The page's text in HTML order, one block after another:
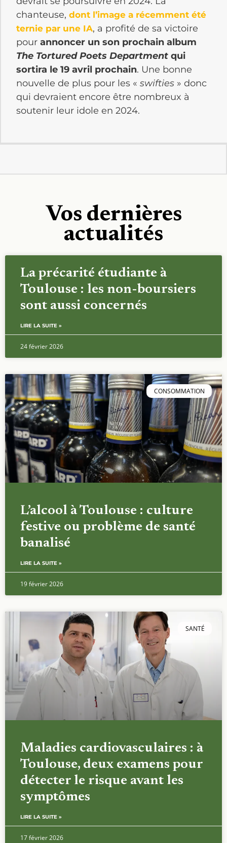
chanteuse, dont l’image a récemment été
ternie par une IA, a profité de sa victoire
pour annoncer un son prochain album
The Tortured Poets Department qui
sortira le 19 avril prochain. Une bonne
nouvelle de plus pour les « swifties » donc
qui devraient encore être nombreux à
soutenir leur idole en 2024.
Vos dernières
actualités
La précarité étudiante à
Toulouse : les non-boursiers
sont aussi concernés
LIRE LA SUITE »
24 février 2026
CONSOMMATION
L’alcool à Toulouse : culture
festive ou problème de santé
banalisé
LIRE LA SUITE »
19 février 2026
SANTÉ
Maladies cardiovasculaires : à
Toulouse, deux examens pour
détecter le risque avant les
symptômes
LIRE LA SUITE »
17 février 2026